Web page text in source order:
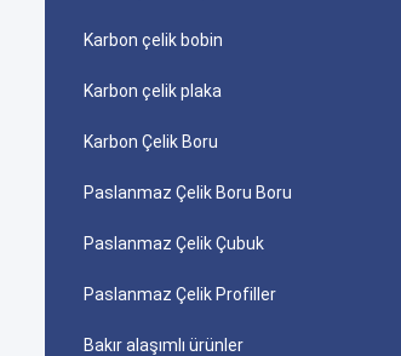
Karbon çelik bobin
Karbon çelik plaka
Karbon Çelik Boru
Paslanmaz Çelik Boru Boru
Paslanmaz Çelik Çubuk
Paslanmaz Çelik Profiller
Bakır alaşımlı ürünler